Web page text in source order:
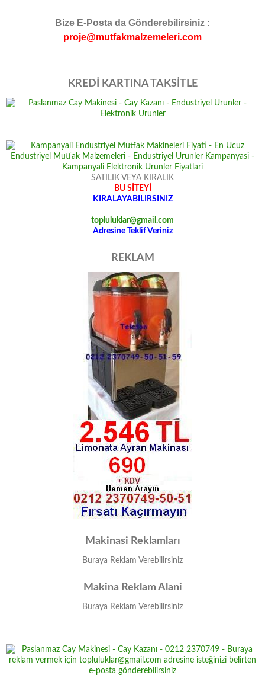
Bize E-Posta da Gönderebilirsiniz :
proje@mutfakmalzemeleri.com
KREDİ KARTINA TAKSİTLE
SATILIK VEYA KIRALIK
BU SİTEYİ
KIRALAYABILIRSINIZ
topluluklar@gmail.com
Adresine Teklif Veriniz
REKLAM
Makinasi Reklamları
Buraya Reklam Verebilirsiniz
Makina Reklam Alani
Buraya Reklam Verebilirsiniz